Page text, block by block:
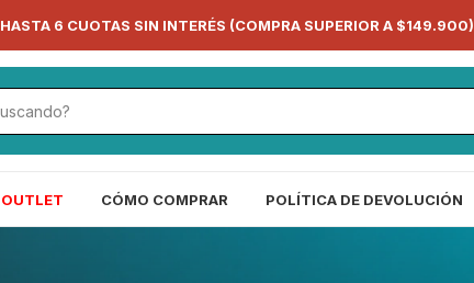
HASTA 6 CUOTAS SIN INTERÉS (COMPRA SUPERIOR A $149.900)
OUTLET CÓMO COMPRAR POLÍTICA DE DEVOLUCIÓN